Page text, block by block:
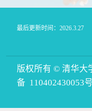
最后更新时间： 2026. 3. 27
版权所有 © 清华大
备 110402430053号